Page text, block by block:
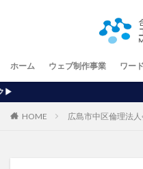
ホーム ウェブ制作事業 ワー
HOME 広島市中区倫理法